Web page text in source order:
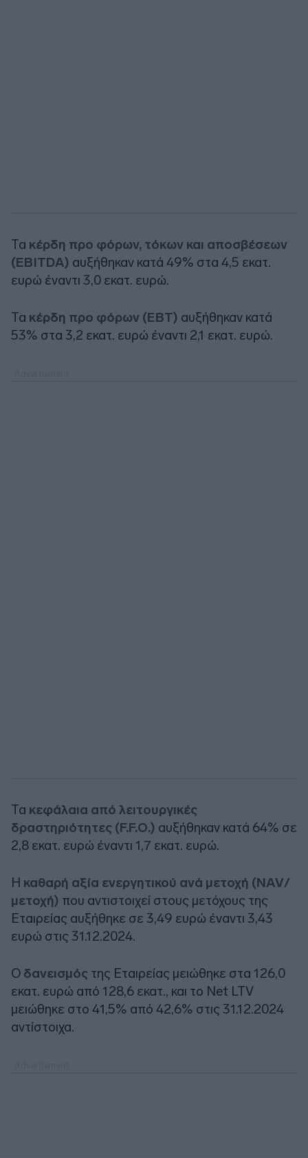
Τα κέρδη προ φόρων, τόκων και αποσβέσεων
(EBITDA) αυξήθηκαν κατά 49% στα 4,5 εκατ.
ευρώ έναντι 3,0 εκατ. ευρώ.
Τα κέρδη προ φόρων (EBT) αυξήθηκαν κατά
53% στα 3,2 εκατ. ευρώ έναντι 2,1 εκατ. ευρώ.
Τα κεφάλαια από λειτουργικές
δραστηριότητες (F.F.O.) αυξήθηκαν κατά 64% σε
2,8 εκατ. ευρώ έναντι 1,7 εκατ. ευρώ.
Η καθαρή αξία ενεργητικού ανά μετοχή (NAV/
μετοχή) που αντιστοιχεί στους μετόχους της
Εταιρείας αυξήθηκε σε 3,49 ευρώ έναντι 3,43
ευρώ στις 31.12.2024.
Ο δανεισμός της Εταιρείας μειώθηκε στα 126,0
εκατ. ευρώ από 128,6 εκατ., και το Net LTV
μειώθηκε στο 41,5% από 42,6% στις 31.12.2024
αντίστοιχα.